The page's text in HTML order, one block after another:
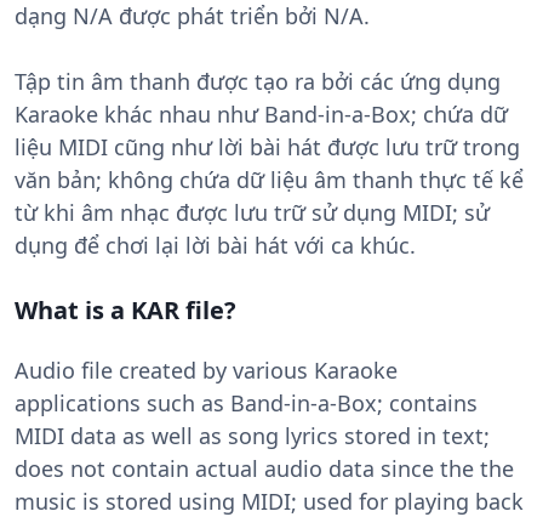
dạng N/A được phát triển bởi N/A.
Tập tin âm thanh được tạo ra bởi các ứng dụng
Karaoke khác nhau như Band-in-a-Box; chứa dữ
liệu MIDI cũng như lời bài hát được lưu trữ trong
văn bản; không chứa dữ liệu âm thanh thực tế kể
từ khi âm nhạc được lưu trữ sử dụng MIDI; sử
dụng để chơi lại lời bài hát với ca khúc.
What is a KAR file?
Audio file created by various Karaoke
applications such as Band-in-a-Box; contains
MIDI data as well as song lyrics stored in text;
does not contain actual audio data since the the
music is stored using MIDI; used for playing back